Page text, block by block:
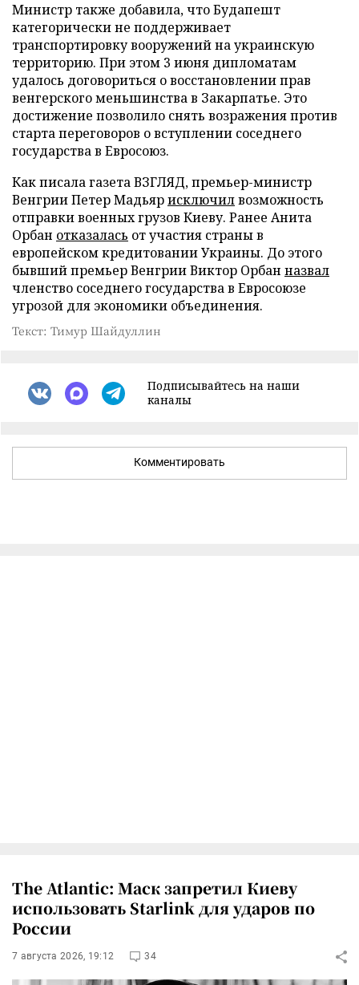
Министр также добавила, что Будапешт
категорически не поддерживает
транспортировку вооружений на украинскую
территорию. При этом 3 июня дипломатам
удалось договориться о восстановлении прав
венгерского меньшинства в Закарпатье. Это
достижение позволило снять возражения против
старта переговоров о вступлении соседнего
государства в Евросоюз.
Как писала газета ВЗГЛЯД, премьер-министр
Венгрии Петер Мадьярисключилвозможность
отправки военных грузов Киеву. Ранее Анита
Орбан отказалась от участия страны в
европейском кредитовании Украины. До этого
бывший премьер Венгрии Виктор Орбан назвал
членство соседнего государства в Евросоюзе
угрозой для экономики объединения.
Текст: Тимур Шайдуллин
Подписывайтесь на наши
каналы
Комментировать
The Atlantic: Маск запретил Киеву
использовать Starlink для ударов по
России
7 августа 2026, 19:12 34